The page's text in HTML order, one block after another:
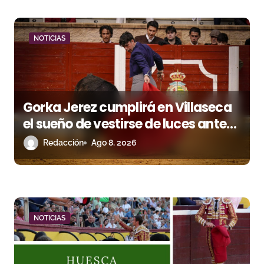
d
a
NOTICIAS
Gorka Jerez cumplirá en Villaseca
el sueño de vestirse de luces ante
los suyos
Redacción Ago 8, 2026
NOTICIAS